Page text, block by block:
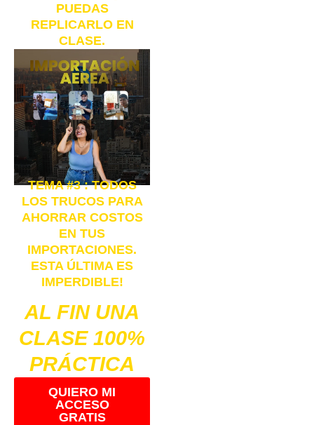
PUEDAS
REPLICARLO EN
CLASE.
TEMA #3 : TODOS
LOS TRUCOS PARA
AHORRAR COSTOS
EN TUS
IMPORTACIONES.
ESTA ÚLTIMA ES
IMPERDIBLE!
AL FIN UNA
CLASE 100%
PRÁCTICA
QUIERO MI
ACCESO
GRATIS